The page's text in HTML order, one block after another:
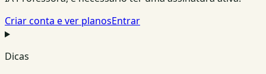
Criar conta e ver planosEntrar
Dicas